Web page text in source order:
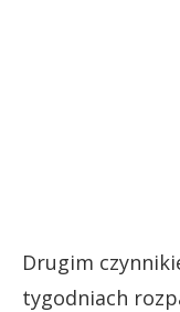
Drugim
tygodniach